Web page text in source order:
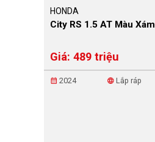
HONDA
City RS 1.5 AT Màu Xám
Giá: 489 triệu
calendar_month 2024 language Lắp ráp